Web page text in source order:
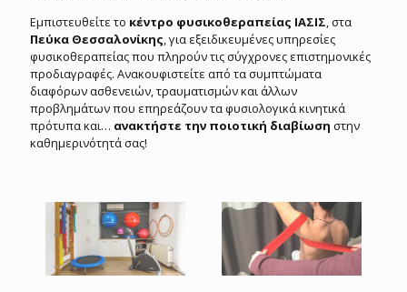
Εμπιστευθείτε το κέντρο φυσικοθεραπείας ΙΑΣΙΣ, στα
Πεύκα Θεσσαλονίκης, για εξειδικευμένες υπηρεσίες
φυσικοθεραπείας που πληρούν τις σύγχρονες επιστημονικές
προδιαγραφές. Ανακουφιστείτε από τα συμπτώματα
διαφόρων ασθενειών, τραυματισμών και άλλων
προβλημάτων που επηρεάζουν τα φυσιολογικά κινητικά
πρότυπα και… ανακτήστε την ποιοτική διαβίωση στην
καθημερινότητά σας!